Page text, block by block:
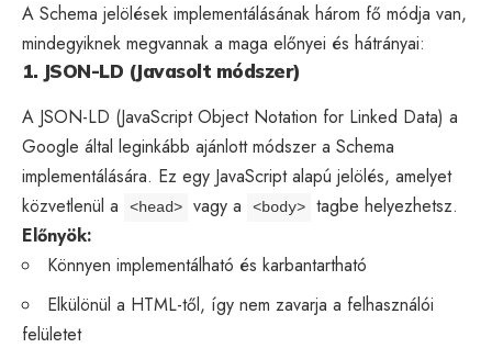
A Schema jelölések implementálásának három fő módja van,
mindegyiknek megvannak a maga előnyei és hátrányai:
1. JSON-LD (Javasolt módszer)
A JSON-LD (JavaScript Object Notation for Linked Data) a
Google által leginkább ajánlott módszer a Schema
implementálására. Ez egy JavaScript alapú jelölés, amelyet
közvetlenül a
<head> vagy a <body>
tagbe helyezhetsz.
Előnyök:
Könnyen implementálható és karbantartható
Elkülönül a HTML-től, így nem zavarja a felhasználói
felületet